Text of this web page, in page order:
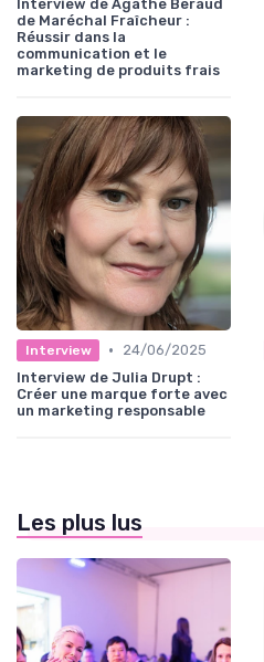
Interview de Agathe Beraud
de Maréchal Fraîcheur :
Réussir dans la
communication et le
marketing de produits frais
Interview •
24/06/2025
Interview de Julia Drupt :
Créer une marque forte avec
un marketing responsable
Les plus lus